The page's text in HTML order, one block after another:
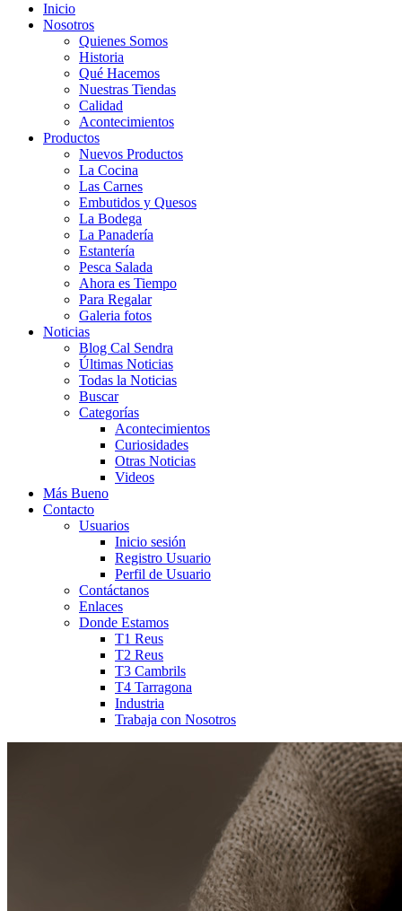
Inicio
Nosotros
Quienes Somos
Historia
Qué Hacemos
Nuestras Tiendas
Calidad
Acontecimientos
Productos
Nuevos Productos
La Cocina
Las Carnes
Embutidos y Quesos
La Bodega
La Panadería
Estantería
Pesca Salada
Ahora es Tiempo
Para Regalar
Galeria fotos
Noticias
Blog Cal Sendra
Últimas Noticias
Todas la Noticias
Buscar
Categorías
Acontecimientos
Curiosidades
Otras Noticias
Videos
Más Bueno
Contacto
Usuarios
Inicio sesión
Registro Usuario
Perfil de Usuario
Contáctanos
Enlaces
Donde Estamos
T1 Reus
T2 Reus
T3 Cambrils
T4 Tarragona
Industria
Trabaja con Nosotros